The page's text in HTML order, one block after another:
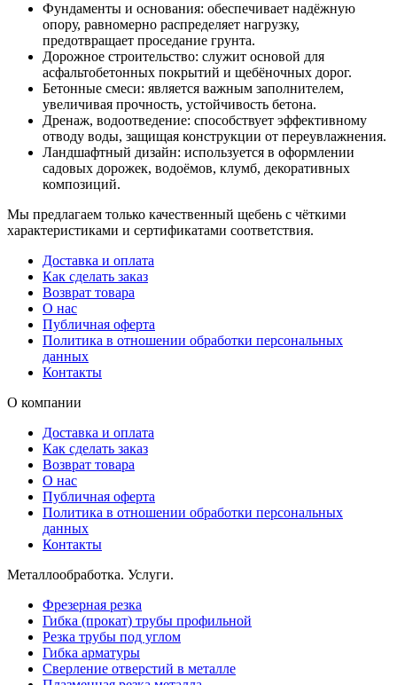
Фундаменты и основания: обеспечивает надёжную
опору, равномерно распределяет нагрузку,
предотвращает проседание грунта.
Дорожное строительство: служит основой для
асфальтобетонных покрытий и щебёночных дорог.
Бетонные смеси: является важным заполнителем,
увеличивая прочность, устойчивость бетона.
Дренаж, водоотведение: способствует эффективному
отводу воды, защищая конструкции от переувлажнения.
Ландшафтный дизайн: используется в оформлении
садовых дорожек, водоёмов, клумб, декоративных
композиций.
Мы предлагаем только качественный щебень с чёткими
характеристиками и сертификатами соответствия.
Доставка и оплата
Как сделать заказ
Возврат товара
О нас
Публичная оферта
Политика в отношении обработки персональных
данных
Контакты
О компании
Доставка и оплата
Как сделать заказ
Возврат товара
О нас
Публичная оферта
Политика в отношении обработки персональных
данных
Контакты
Металлообработка. Услуги.
Фрезерная резка
Гибка (прокат) трубы профильной
Резка трубы под углом
Гибка арматуры
Сверление отверстий в металле